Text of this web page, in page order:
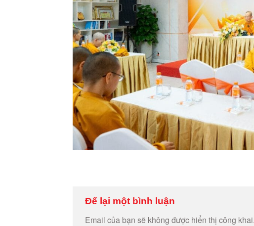
Để lại một bình luận
Email của bạn sẽ không được hiển thị công khai.